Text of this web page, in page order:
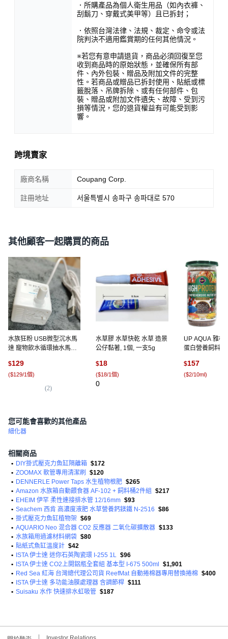
．所購產品為個人衛生用品（如內衣褲、
刮鬍刀、穿戴式美甲等）且已拆封；
．依照台灣法律、法規、裁定、命令或法
院判決不適用鑑賞期的任何其他情況。
※若您有意申請退貨，商品必須回復至您
收到商品時的原始狀態，並確保所有部
件、內外包裝、贈品及附加文件的完整
性。若商品或贈品已拆封使用、貼紙或標
籤脫落、吊牌拆除、或有任何部件、包
裝、贈品或附加文件遺失、故障、受到污
損等情況，您的退貨權益有可能受到影
響。
跨境賣家
廠商名稱 Coupang Corp.
註冊地址 서울특별시 송파구 송파대로 570
其他顧客一起購買的商品
水族狂粉 USB微型沉水馬
達 寵物飲水循環抽水馬達,
色）, 200L/h
$129
($129/1個)
(2)
水草膠 水草快乾 水草 造景
公仔黏著, 1個, 一支5g
$18
($18/1個)
0
UP AQUA 雅柏
蛋白營養飼料
$157
($2/10ml)
您可能會喜歡的其他產品
細化器
相關商品
• DIY掛式壓克力魚缸隔離箱 $172
• ZOOMAX 軟管專用清潔刷
$120
• DENNERLE Power Taps 水生植物根肥 $265
• Amazon 水族箱自動餵食器 AF-102 + 飼料桶2件組
$217
• EHEIM 伊罕 柔性連接排水管 12/16mm $93
• Seachem 西肯 高濃度液肥 水草營養鈣鎂鐵 N-2516 $86
• 掛式壓克力魚缸植物架 $69
• AQUARIO Neo 混合器 CO2 反應器 二氧化碳擴散器 $133
• 水族箱用過濾材料網袋 $80
• 貼紙式魚缸溫度計 $42
•
ISTA 伊士達 迷你石英陶瓷環 I-255 1L $96
•
ISTA 伊士達 CO2上開鋁瓶全套組 基本型 I-675 500ml
$1,901
• Red Sea 紅海 台灣總代理公司貨 ReefMat 自動捲棉器專用替換捲棉 $400
•
ISTA 伊士達 多功能油膜處理器 含調節桿 $111
• Suisaku 水作 快速排水虹吸管 $187